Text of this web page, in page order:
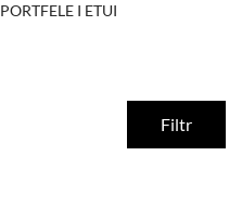
PORTFELE I ETUI
Filtr